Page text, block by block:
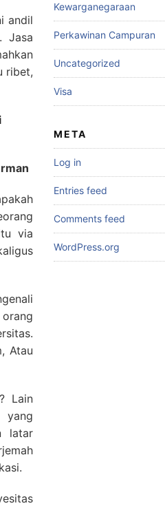
andil
Jasa
ribet,
via
Atau
Lain
latar
Kewarganegaraan
Perkawinan Campuran
Uncategorized
Visa
META
Log in
Entries feed
Comments feed
WordPress.org